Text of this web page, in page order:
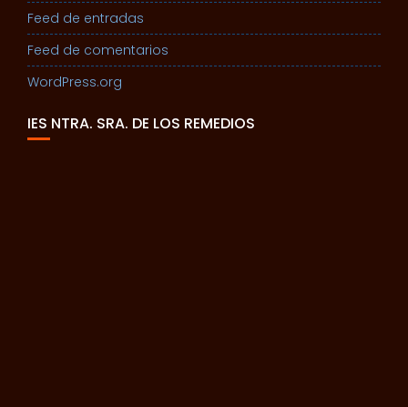
Feed de entradas
Feed de comentarios
WordPress.org
IES NTRA. SRA. DE LOS REMEDIOS